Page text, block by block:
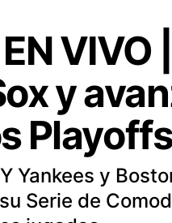
VIVO
y
Yankees y
Serie de